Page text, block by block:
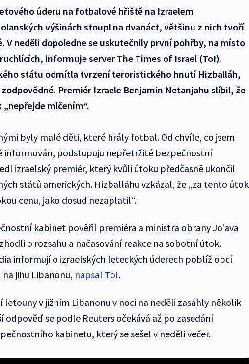
úderu na fotbalové hřiště na Izraelem
výšinách stoupl na dvanáct, většinu z nich tvoří
V neděli dopoledne se uskutečnily první pohřby, na místo
informuje server The Times of Israel (ToI).
státu odmítla tvrzení teroristického hnutí Hizballáh,
Premiér Izraele Benjamin Netanjahu slíbil, že
mlčením“.
byly malé děti, které hrály fotbal. Od chvíle, co jsem
informován, podstupuju nepřetržité bezpečnostní
izraelský premiér, který kvůli útoku předčasně ukončil
států amerických. Hizballáhu vzkázal, že „za tento útok
cenu, jako dosud nezaplatil“.
kabinet pověřil premiéra a ministra obrany Jo'ava
o rozsahu a načasování reakce na sobotní útok.
informují o izraelských leteckých úderech poblíž obcí
jihu Libanonu, napsal ToI.
letouny v jižním Libanonu v noci na neděli zasáhly několik
odpověď se podle Reuters očekává až po zasedání
kabinetu, který se sešel v neděli večer.